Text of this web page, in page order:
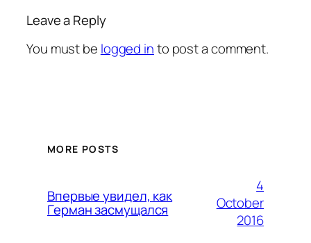
Leave a Reply
You must be logged into post a comment.
MORE POSTS
Впервые увидел, как
Герман засмущался
4
October
2016